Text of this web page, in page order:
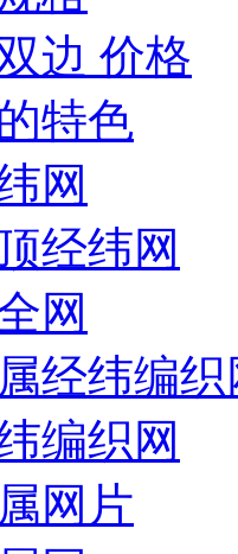
边 价格
特色
网
经纬网
网
经纬编织
编织网
网片